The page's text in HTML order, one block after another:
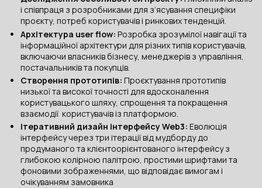
і співпраця з розробниками для з’ясування специфіки
проєкту, потреб користувачів і ринкових тенденцій.
Архітектура user flow: Розробка зрозумілої навігації та
інформаційної архітектури для різних типів користувачів,
включаючи власників бізнесу, менеджерів з управління,
постачальників та покупців.
Створення прототипів: Проєктування прототипів
низької та високої точності для вдосконалення
користувацького шляху, спрощення та покращення
взаємодії користувачів із платформою.
Ітеративний дизайн інтерфейсу Web3: Еволюція
інтерфейсу через три ітерації від мудборду до
продуманого та клієнтоорієнтованого інтерфейсу з
глибокою колірною палітрою, простими шрифтами та
фоновими зображеннями, що відповідає вимогам і
очікуванням замовника